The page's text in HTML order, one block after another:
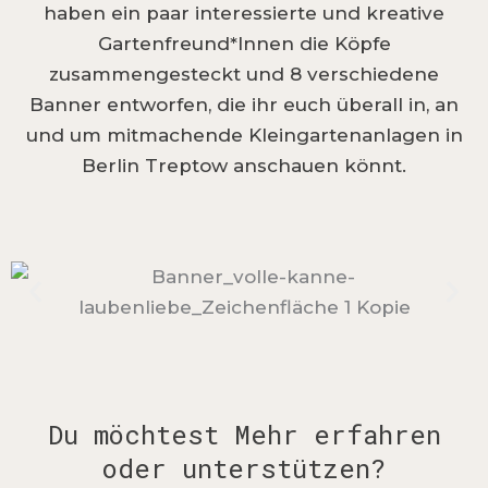
haben ein paar interessierte und kreative
Gartenfreund*Innen die Köpfe
zusammengesteckt und 8 verschiedene
Banner entworfen, die ihr euch überall in, an
und um mitmachende Kleingartenanlagen in
Berlin Treptow anschauen könnt.
Du möchtest Mehr erfahren
oder unterstützen?